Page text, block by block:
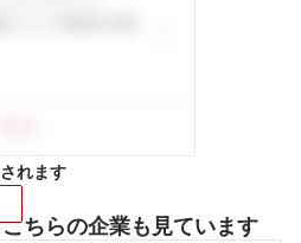
れます
ちらの企業も見ています